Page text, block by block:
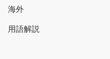
海外
用語解説